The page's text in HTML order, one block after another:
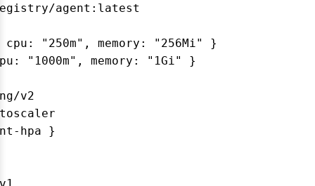
agent:latest
"250m", memory: "256Mi" }
"1000m", memory: "1Gi" }
v2
hpa }